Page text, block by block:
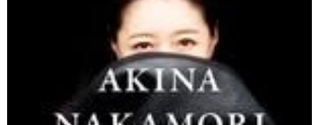
ショップ
登録・ログイン/マイルーム